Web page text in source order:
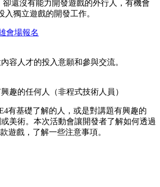
卻還沒有能力開發遊戲的外行人，有機會
入獨立遊戲的開發工作。
會場報名
容人才的投入意願和參與交流。
趣的任何人（非程式技術人員）
有基礎了解的人，或是對講題有興趣的
美術。本次活動會讓開發者了解如何透過
遊戲，了解一些注意事項。